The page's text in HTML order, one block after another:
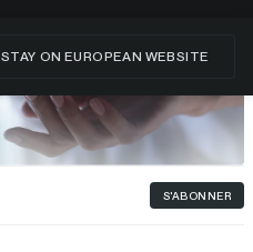
S'ABONNER
STAY ON EUROPEAN WEBSITE